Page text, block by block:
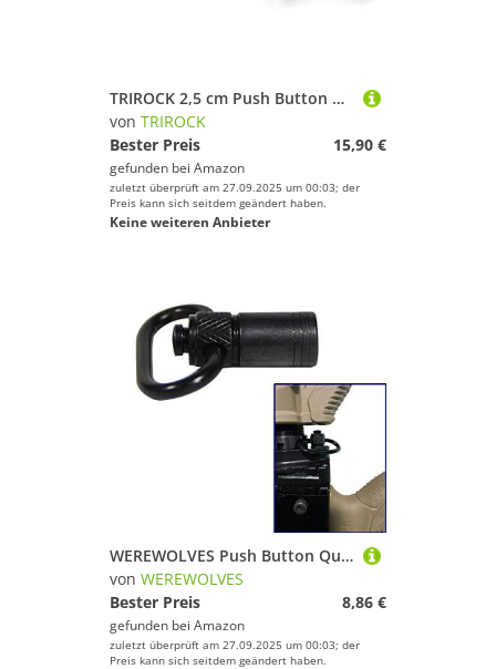
TRIROCK 2,5 cm Push Button Quick Release Abnehmbare Sling Swivel Mount Tactical Sling QD Schlaufe Adapter
von TRIROCK
Bester Preis
15,90 €
gefunden bei Amazon
zuletzt überprüft am 27.09.2025 um 00:03; der
Preis kann sich seitdem geändert haben.
Keine weiteren Anbieter
WEREWOLVES Push Button Quick Release abnehmbare Sling Swivel Mount Taktische Sling QD Loop Adapter für Gun Rifle Shotgun HT37-0106
von WEREWOLVES
Bester Preis
8,86 €
gefunden bei Amazon
zuletzt überprüft am 27.09.2025 um 00:03; der
Preis kann sich seitdem geändert haben.